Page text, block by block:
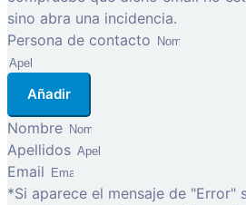
sino abra una incidencia.
Persona de contacto
Añadir
Nombre
Apellidos
Email
*Si aparece el mensaje de "Error"